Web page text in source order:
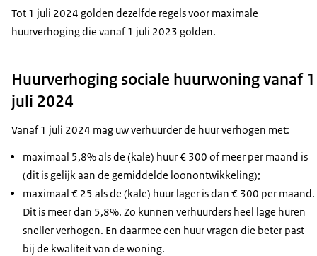
Tot 1 juli 2024 golden dezelfde regels voor maximale
huurverhoging die vanaf 1 juli 2023 golden.
Huurverhoging sociale huurwoning vanaf 1
juli 2024
Vanaf 1 juli 2024 mag uw verhuurder de huur verhogen met:
maximaal 5,8% als de (kale) huur € 300 of meer per maand is
(dit is gelijk aan de gemiddelde loonontwikkeling);
maximaal € 25 als de (kale) huur lager is dan € 300 per maand.
Dit is meer dan 5,8%. Zo kunnen verhuurders heel lage huren
sneller verhogen. En daarmee een huur vragen die beter past
bij de kwaliteit van de woning.